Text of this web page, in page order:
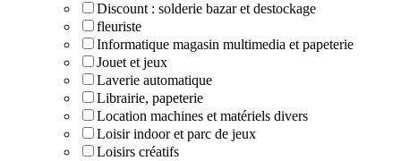
Discount : solderie bazar et destockage
fleuriste
Informatique magasin multimedia et papeterie
Jouet et jeux
Laverie automatique
Librairie, papeterie
Location machines et matériels divers
Loisir indoor et parc de jeux
Loisirs créatifs